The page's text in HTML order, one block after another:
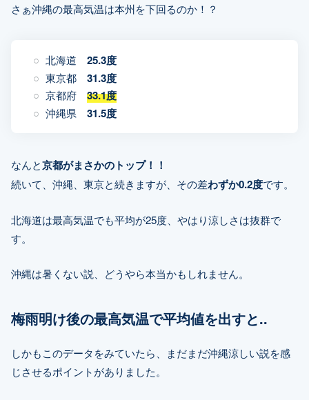
さぁ沖縄の最高気温は本州を下回るのか！？
北海道 25.3度
東京都 31.3度
京都府 33.1度
沖縄県 31.5度
なんと京都がまさかのトップ！！
続いて、沖縄、東京と続きますが、その差わずか0.2度です。
北海道は最高気温でも平均が25度、やはり涼しさは抜群で
す。
沖縄は暑くない説、どうやら本当かもしれません。
梅雨明け後の最高気温で平均値を出すと..
しかもこのデータをみていたら、まだまだ沖縄涼しい説を感
じさせるポイントがありました。